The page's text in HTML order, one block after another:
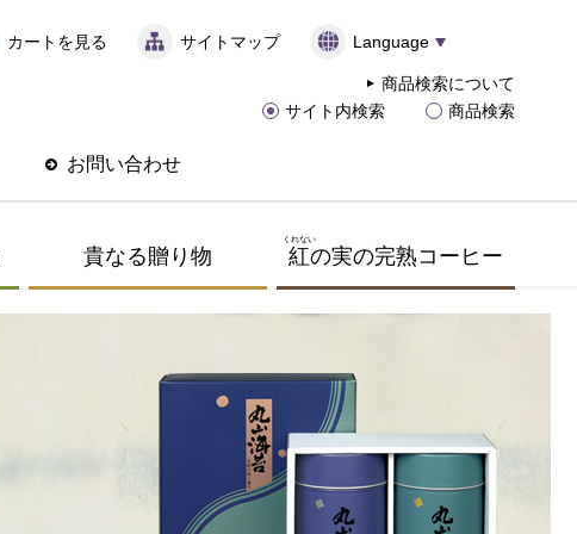
カートを見る サイトマップ Language
お問い合わせ
商品検索について
サイト内検索
商品検索
貴なる贈り物 紅
くれない
の実の完熟コーヒー